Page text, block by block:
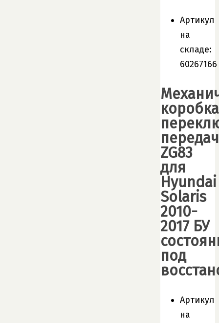
Артикул
на
складе:
60267166
коробка
передач
ZG83
для
Hyundai
Solaris
2010-
2017 БУ
под
Артикул
на